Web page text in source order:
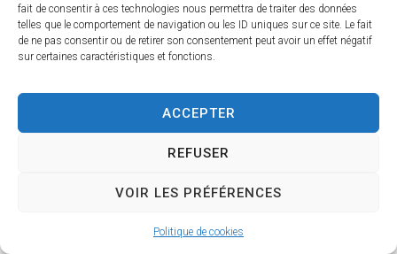
fait de consentir à ces technologies nous permettra de traiter des données
telles que le comportement de navigation ou les ID uniques sur ce site. Le fait
de ne pas consentir ou de retirer son consentement peut avoir un effet négatif
sur certaines caractéristiques et fonctions.
ACCEPTER
REFUSER
VOIR LES PRÉFÉRENCES
Politique de cookies
Contact
14h-17h30
Vendredi :
2025 - Site & GRU développés par Utopia